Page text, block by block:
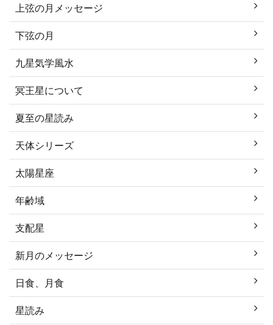
上弦の月メッセージ
下弦の月
九星気学風水
冥王星について
夏至の星読み
天体シリーズ
太陽星座
年齢域
支配星
新月のメッセージ
日食、月食
星読み